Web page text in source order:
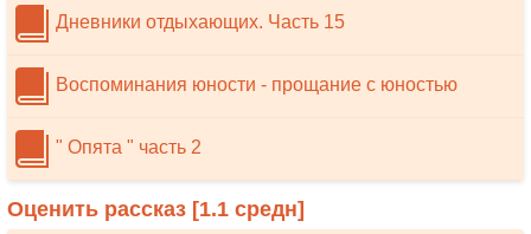
Дневники отдыхающих. Часть 15
Воспоминания юности - прощание с юностью
" Опята " часть 2
Оценить рассказ [1.1 средн]